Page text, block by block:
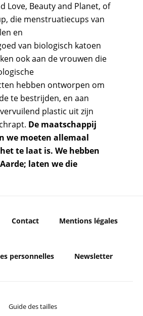
Love, Beauty and Planet, of
die menstruatiecups van
en
van biologisch katoen
ook aan de vrouwen die
hebben ontworpen om
te bestrijden, en aan
plastic uit zijn
De maatschappij
we moeten allemaal
te laat is. We hebben
laten we die
Contact Mentions légales
personnelles Newsletter
Guide des tailles